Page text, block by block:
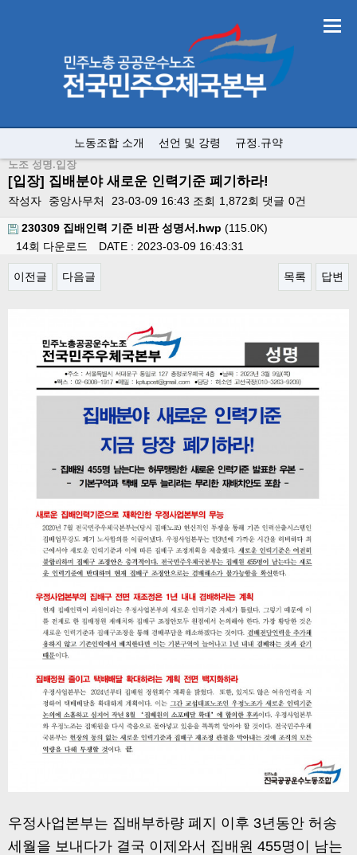
노동조합 소개 선언 및 강령 규정.규약
노조 성명.입장
[입장] 집배분야 새로운 인력기준 폐기하라!
작성자 중앙사무처 23-03-09 16:43 조회 1,872회 댓글 0건
230309 집배인력 기준 비판 성명서.hwp (115.0K)
14회 다운로드
DATE : 2023-03-09 16:43:31
이전글 다음글 목록 답변
우정사업본부는 집배부하량 폐지 이후 3년동안 허송
세월을 보내다가 결국 이제와서 집배원 455명이 남는